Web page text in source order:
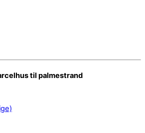
til palmestrand